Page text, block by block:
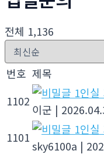
전체 1,136
번호 제목
1102
1인실
이군 |
1101
1인실
sky6100a |